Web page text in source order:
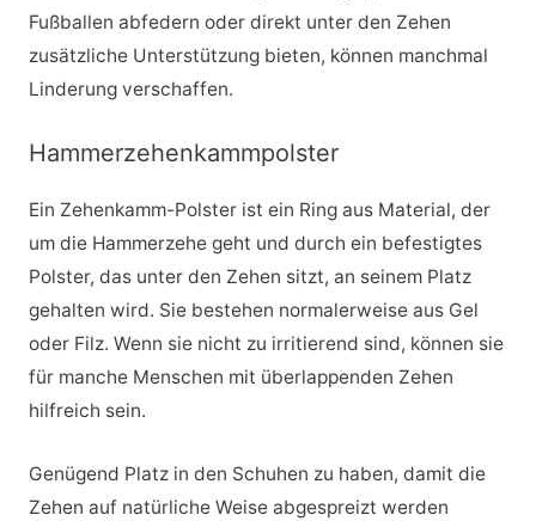
Fußballen abfedern oder direkt unter den Zehen
zusätzliche Unterstützung bieten, können manchmal
Linderung verschaffen.
Hammerzehenkammpolster
Ein Zehenkamm-Polster ist ein Ring aus Material, der
um die Hammerzehe geht und durch ein befestigtes
Polster, das unter den Zehen sitzt, an seinem Platz
gehalten wird. Sie bestehen normalerweise aus Gel
oder Filz. Wenn sie nicht zu irritierend sind, können sie
für manche Menschen mit überlappenden Zehen
hilfreich sein.
Genügend Platz in den Schuhen zu haben, damit die
Zehen auf natürliche Weise abgespreizt werden